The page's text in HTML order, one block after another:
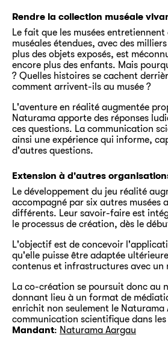
Rendre la collection muséale
Le fait que les musées
muséales étendues, avec des
plus des objets exposés, est
encore plus des enfants. Mais
? Quelles histoires se cachent
comment arrivent-ils au musée ?
L'aventure en réalité augmentée
Naturama apporte des réponses
ces questions. La communication
ainsi une expérience qui informe,
d'autres questions.
Extension à d'autres
Le développement du jeu réalité
accompagné par six autres musées
différents. Leur savoir-faire est
le processus de création, dès le
L'objectif est de concevoir
qu'elle puisse être adaptée
contenus et infrastructures avec
La co-création se poursuit donc au
donnant lieu à un format de
enrichit non seulement le Naturama
communication scientifique dans les
Mandant: Naturama Aargau